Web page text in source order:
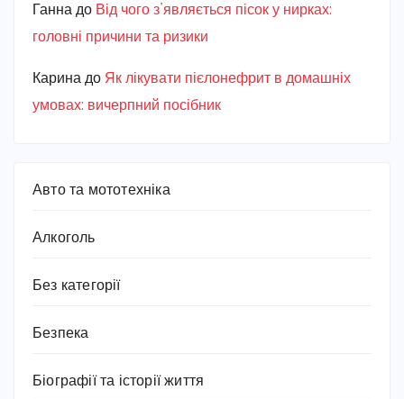
Ганна до Від чого з’являється пісок у нирках:
головні причини та ризики
Карина до Як лікувати пієлонефрит в домашніх
умовах: вичерпний посібник
Авто та мототехніка
Алкоголь
Без категорії
Безпека
Біографії та історії життя